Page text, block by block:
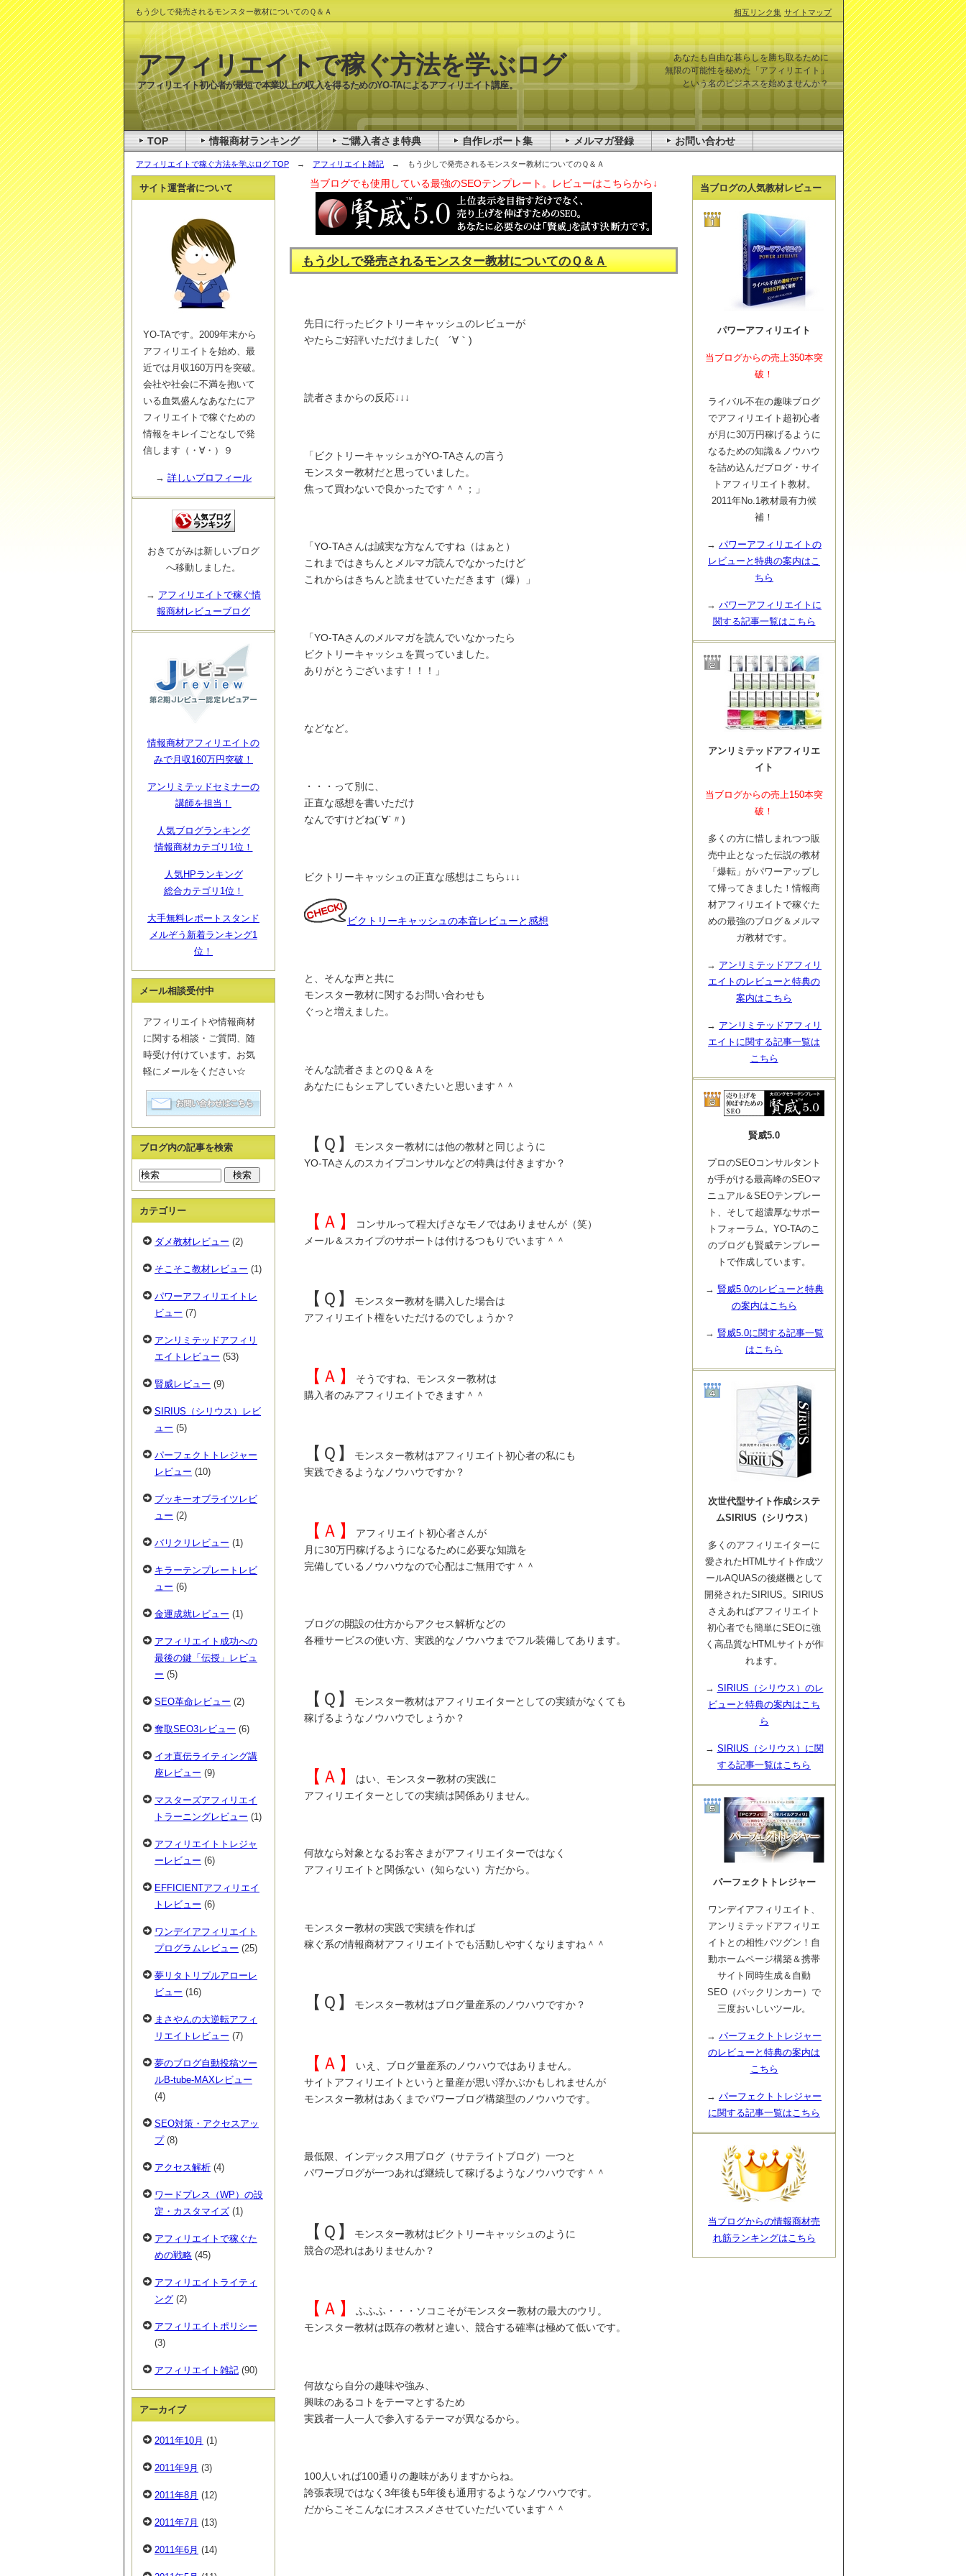
もう少しで発売されるモンスター教材についてのＱ＆Ａ
アフィリエイトで稼ぐ方法を学ぶログ TOP → アフィリエイト雑記 → もう少しで発売されるモンスター教材についてのＱ＆Ａ
当ブログでも使用している最強のSEOテンプレート。レビューはこちらから↓
もう少しで発売されるモンスター教材についてのＱ＆Ａ
先日に行ったビクトリーキャッシュのレビューが
やたらご好評いただけました( ´∀｀)
読者さまからの反応↓↓↓
「ビクトリーキャッシュがYO-TAさんの言う
モンスター教材だと思っていました。
焦って買わないで良かったです＾＾；」
「YO-TAさんは誠実な方なんですね（はぁと）
これまではきちんとメルマガ読んでなかったけど
これからはきちんと読ませていただきます（爆）」
「YO-TAさんのメルマガを読んでいなかったら
ビクトリーキャッシュを買っていました。
ありがとうございます！！！」
などなど。
・・・って別に、
正直な感想を書いただけ
なんですけどね(´∀`〃)ゝ
ビクトリーキャッシュの正直な感想はこちら↓↓↓
ビクトリーキャッシュの本音レビューと感想
と、そんな声と共に
モンスター教材に関するお問い合わせも
ぐっと増えました。
そんな読者さまとのＱ＆Ａを
あなたにもシェアしていきたいと思います＾＾
【Ｑ】
モンスター教材には他の教材と同じように
YO-TAさんのスカイプコンサルなどの特典は付きますか？
【Ａ】
コンサルって程大げさなモノではありませんが（笑）
メール＆スカイプのサポートは付けるつもりでいます＾＾
【Ｑ】
モンスター教材を購入した場合は
アフィリエイト権をいただけるのでしょうか？
【Ａ】
そうですね、モンスター教材は
購入者のみアフィリエイトできます＾＾
【Ｑ】
モンスター教材はアフィリエイト初心者の私にも
実践できるようなノウハウですか？
【Ａ】
アフィリエイト初心者さんが
月に30万円稼げるようになるために必要な知識を
完備しているノウハウなので心配はご無用です＾＾
ブログの開設の仕方からアクセス解析などの
各種サービスの使い方、実践的なノウハウまでフル装備してあります。
【Ｑ】
モンスター教材はアフィリエイターとしての実績がなくても
稼げるようなノウハウでしょうか？
【Ａ】
はい、モンスター教材の実践に
アフィリエイターとしての実績は関係ありません。
何故なら対象となるお客さまがアフィリエイターではなく
アフィリエイトと関係ない（知らない）方だから。
モンスター教材の実践で実績を作れば
稼ぐ系の情報商材アフィリエイトでも活動しやすくなりますね＾＾
【Ｑ】 モンスター教材はブログ量産系のノウハウですか？
【Ａ】
いえ、ブログ量産系のノウハウではありません。
サイトアフィリエイトというと量産が思い浮かぶかもしれませんが
モンスター教材はあくまでパワーブログ構築型のノウハウです。
最低限、インデックス用ブログ（サテライトブログ）一つと
パワーブログが一つあれば継続して稼げるようなノウハウです＾＾
【Ｑ】
モンスター教材はビクトリーキャッシュのように
競合の恐れはありませんか？
【Ａ】
ふふふ・・・ソコこそがモンスター教材の最大のウリ。
モンスター教材は既存の教材と違い、競合する確率は極めて低いです。
何故なら自分の趣味や強み、
興味のあるコトをテーマとするため
実践者一人一人で参入するテーマが異なるから。
100人いれば100通りの趣味がありますからね。
誇張表現ではなく3年後も5年後も通用するようなノウハウです。
だからこそこんなにオススメさせていただいています＾＾
サイト運営者について
YO-TAです。2009年末から
アフィリエイトを始め、最
近では月収160万円を突破。
会社や社会に不満を抱いて
いる血気盛んなあなたにア
フィリエイトで稼ぐための
情報をキレイごとなしで発
信します（・∀・）９
→ 詳しいプロフィール
おきてがみは新しいブログ
へ移動しました。
→ アフィリエイトで稼ぐ情
報商材レビューブログ
情報商材アフィリエイトの
みで月収160万円突破！
アンリミテッドセミナーの
講師を担当！
人気ブログランキング
情報商材カテゴリ1位！
人気HPランキング
総合カテゴリ1位！
大手無料レポートスタンド
メルぞう新着ランキング1
位！
メール相談受付中
アフィリエイトや情報商材
に関する相談・ご質問、随
時受け付けています。お気
軽にメールをください☆
ブログ内の記事を検索
カテゴリー
ダメ教材レビュー (2)
そこそこ教材レビュー (1)
パワーアフィリエイトレ
ビュー (7)
アンリミテッドアフィリ
エイトレビュー (53)
賢威レビュー (9)
SIRIUS（シリウス）レビ
ュー (5)
パーフェクトトレジャー
レビュー (10)
ブッキーオブライツレビ
ュー (2)
バリクリレビュー (1)
キラーテンプレートレビ
ュー (6)
金運成就レビュー (1)
アフィリエイト成功への
最後の鍵「伝授」レビュ
ー (5)
SEO革命レビュー (2)
奪取SEO3レビュー (6)
イオ直伝ライティング講
座レビュー (9)
マスターズアフィリエイ
トラーニングレビュー (1)
アフィリエイトトレジャ
ーレビュー (6)
EFFICIENTアフィリエイ
トレビュー (6)
ワンデイアフィリエイト
プログラムレビュー (25)
夢リタトリプルアローレ
ビュー (16)
まさやんの大逆転アフィ
リエイトレビュー (7)
夢のブログ自動投稿ツー
ルB-tube-MAXレビュー
(4)
SEO対策・アクセスアッ
プ(8)
アクセス解析 (4)
ワードプレス（WP）の設
定・カスタマイズ (1)
アフィリエイトで稼ぐた
めの戦略 (45)
アフィリエイトライティ
ング (2)
アフィリエイトポリシー
(3)
アフィリエイト雑記 (90)
アーカイブ
2011年10月 (1)
2011年9月 (3)
2011年8月 (12)
2011年7月 (13)
2011年6月 (14)
当ブログの人気教材レビュー
パワーアフィリエイト
当ブログからの売上350本突
破！
ライバル不在の趣味ブログ
でアフィリエイト超初心者
が月に30万円稼げるように
なるための知識＆ノウハウ
を詰め込んだブログ・サイ
トアフィリエイト教材。
2011年No.1教材最有力候
補！
→ パワーアフィリエイトの
レビューと特典の案内はこ
ちら
→ パワーアフィリエイトに
関する記事一覧はこちら
アンリミテッドアフィリエ
イト
当ブログからの売上150本突
破！
多くの方に惜しまれつつ販
売中止となった伝説の教材
「爆転」がパワーアップし
て帰ってきました！情報商
材アフィリエイトで稼ぐた
めの最強のブログ＆メルマ
ガ教材です。
→ アンリミテッドアフィリ
エイトのレビューと特典の
案内はこちら
→ アンリミテッドアフィリ
エイトに関する記事一覧は
こちら
賢威5.0
プロのSEOコンサルタント
が手がける最高峰のSEOマ
ニュアル＆SEOテンプレー
ト、そして超濃厚なサポー
トフォーラム。YO-TAのこ
のブログも賢威テンプレー
トで作成しています。
→ 賢威5.0のレビューと特典
の案内はこちら
→ 賢威5.0に関する記事一覧
はこちら
次世代型サイト作成システ
ムSIRIUS（シリウス）
多くのアフィリエイターに
愛されたHTMLサイト作成ツ
ールAQUASの後継機として
開発されたSIRIUS。SIRIUS
さえあればアフィリエイト
初心者でも簡単にSEOに強
く高品質なHTMLサイトが作
れます。
→ SIRIUS（シリウス）のレ
ビューと特典の案内はこち
ら
→ SIRIUS（シリウス）に関
する記事一覧はこちら
パーフェクトトレジャー
ワンデイアフィリエイト、
アンリミテッドアフィリエ
イトとの相性バツグン！自
動ホームページ構築＆携帯
サイト同時生成＆自動
SEO（バックリンカー）で
三度おいしいツール。
→ パーフェクトトレジャー
のレビューと特典の案内は
こちら
→ パーフェクトトレジャー
に関する記事一覧はこちら
当ブログからの情報商材売
れ筋ランキングはこちら
アフィリエイトで稼ぐ方法を学ぶログ
アフィリエイト初心者が最短で本業以上の収入を得るためのYO-TAによるアフィリエイト講座。
あなたも自由な暮らしを勝ち取るために
無限の可能性を秘めた「アフィリエイト」
という名のビジネスを始めませんか？
相互リンク集 サイトマップ
TOP 情報商材ランキング ご購入者さま特典 自作レポート集 メルマガ登録 お問い合わせ